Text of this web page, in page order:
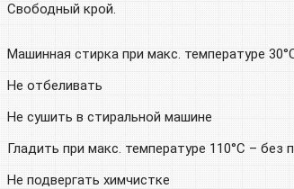
Свободный крой.
Машинная стирка при макс. температуре
Не отбеливать
Не сушить в стиральной машине
Гладить при макс. температуре 110°C – без
Не подвергать химчистке